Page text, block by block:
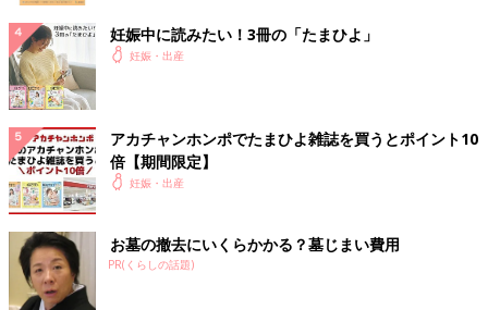
切迫流産の症状があったら、産院に何を伝える？
出血やおなかの痛みなどの症状があったら、まずは産院に連絡し
て症状を伝え、指示をあおぎましょう。産院に連絡するときに
は、必要な情報を伝えることが大切です。慌ててしまうこともあ
るかもしれませんが、落ち着いて、正確に状況を伝えましょう。
○妊娠の週数
○胎児の心拍が確認されているか
○出血の量や、何かかたまりが出てきたか
○腹痛の強さはどうか
妊娠中に読みたい！3冊の「たまひよ」
妊娠・出産
アカチャンホンポでたまひよ雑誌を買うとポイント10
倍【期間限定】
妊娠・出産
お墓の撤去にいくらかかる？墓じまい費用
PR(くらしの話題)